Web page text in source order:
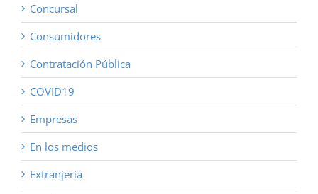
Concursal
Consumidores
Contratación Pública
COVID19
Empresas
En los medios
Extranjería